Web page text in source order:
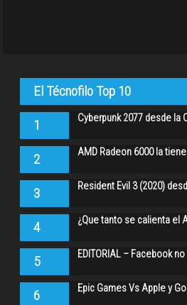
El Técnofilo Top 10
1 Cyberpunk 2077 desde la
2 AMD Radeon 6000 la
3 Resident Evil 3 (2020)
4 ¿Que tanto se calienta el
5 EDITORIAL – Facebook
6 Epic Games Vs Apple y